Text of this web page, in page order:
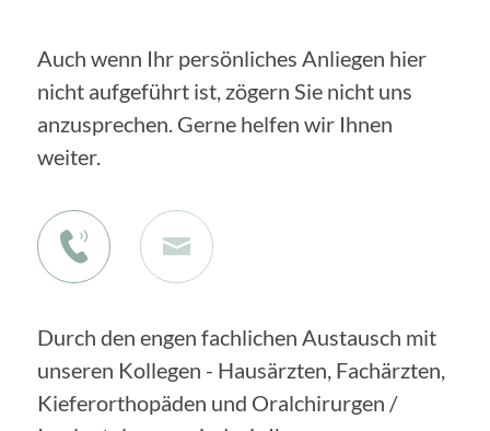
Auch wenn Ihr persönliches Anliegen hier
nicht aufgeführt ist, zögern Sie nicht uns
anzusprechen. Gerne helfen wir Ihnen
weiter.
Durch den engen fachlichen Austausch mit
unseren Kollegen - Hausärzten, Fachärzten,
Kieferorthopäden und Oralchirurgen /